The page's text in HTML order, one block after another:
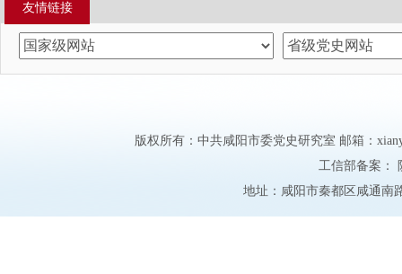
友情链接
版权所有：中共咸阳市委党史研究室 邮箱：
工信部备案：
地址：咸阳市秦都区咸通南